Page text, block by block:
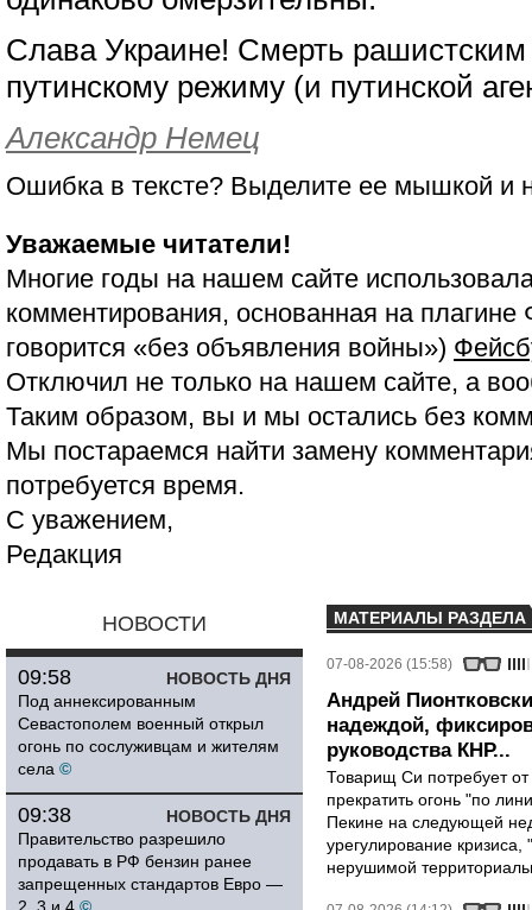
Слава Украине! Смерть рашистским
путинскому режиму (и путинской
Александр Немец
Ошибка в тексте? Выделите ее мышкой и
Уважаемые читатели!
Многие годы на нашем сайте
комментирования, основанная на
говорится «без объявления войны»)
Отключил не только на нашем сайте, а
Таким образом, вы и мы остались без
Мы постараемся найти замену
потребуется время.
С уважением,
Редакция
НОВОСТИ
НОВОСТЬ ДНЯ
09:58
Под аннексированным
Севастополем военный открыл
огонь по сослуживцам и жителям
села ©
НОВОСТЬ ДНЯ
09:38
Правительство разрешило
продавать в РФ бензин ранее
запрещенных стандартов Евро —
МАТЕРИАЛЫ РАЗДЕЛА
07-08-2026 (15:58)
Андрей
надеждой,
руководства КНР...
Товарищ Си потребует
прекратить огонь "по
Пекине на следующей
урегулирование
нерушимой